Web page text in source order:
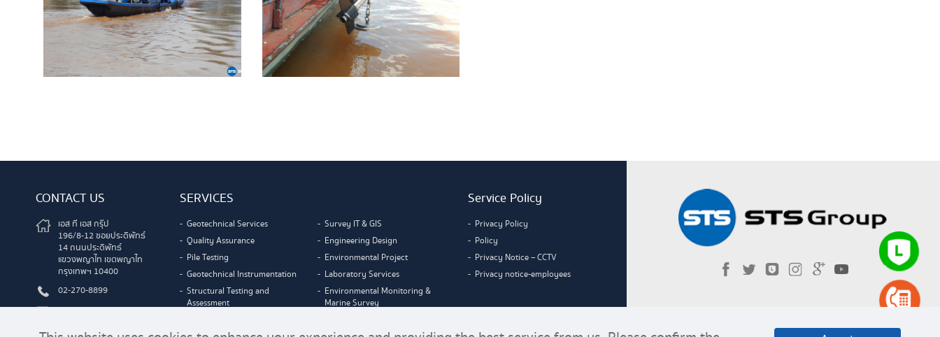
CONTACT US
เอส ที เอส กรุ๊ป
196/8-12 ซอยประดิพัทธ์
14 ถนนประดิพัทธ์
แขวงพญาไท เขตพญาไท
กรุงเทพฯ 10400
02-270-8899
prsts.joy@gmail.com
@stsgroup
SERVICES
Geotechnical Services
Quality Assurance
Pile Testing
Geotechnical Instrumentation
Structural Testing and
Assessment
Testing
Survey IT & GIS
Engineering Design
Environmental Project
Laboratory Services
Environmental Monitoring &
Marine Survey
Service Policy
Privacy Policy
Policy
Privacy Notice – CCTV
Privacy notice-employees